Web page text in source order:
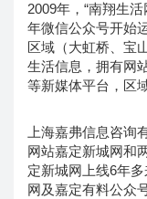
2009年，“南翔生
年微信公众号开始
区域（大虹桥、宝
生活信息，拥有网
等新媒体平台，区
上海嘉弗信息咨询
网站嘉定新城网和
定新城网上线6年
网及嘉定有料公众